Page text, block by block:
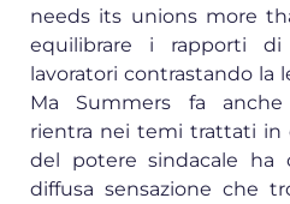
needs its unions more
equilibrare i rapporti
lavoratori contrastando la
Ma Summers fa anche
rientra nei temi trattati in
del potere sindacale ha
diffusa sensazione che